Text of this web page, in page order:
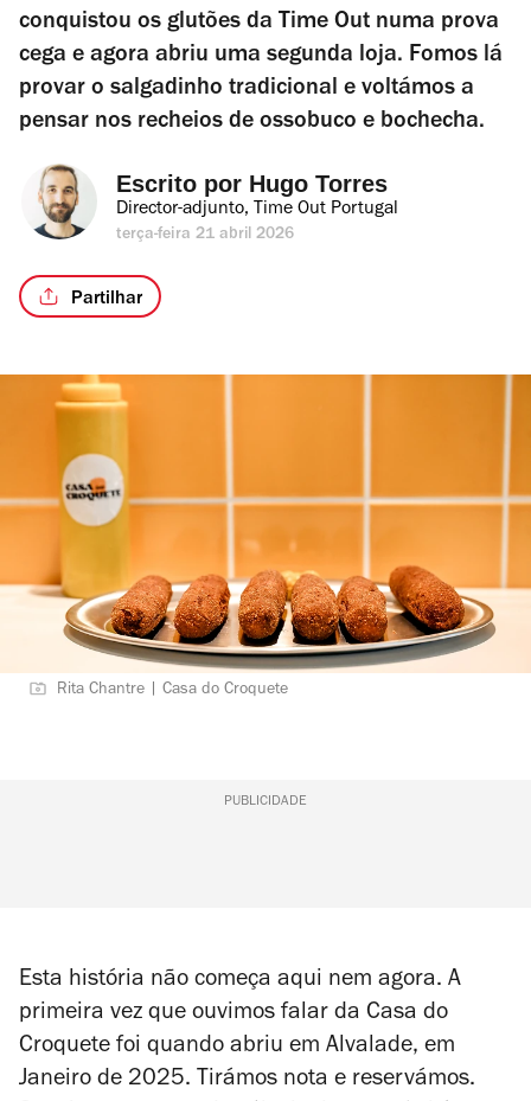
conquistou os glutões da Time Out numa prova
cega e agora abriu uma segunda loja. Fomos lá
provar o salgadinho tradicional e voltámos a
pensar nos recheios de ossobuco e bochecha.
Escrito por Hugo Torres
Director-adjunto, Time Out Portugal
terça-feira 21 abril 2026
Partilhar
Rita Chantre | Casa do Croquete
PUBLICIDADE
Esta história não começa aqui nem agora. A
primeira vez que ouvimos falar da Casa do
Croquete foi quando abriu em Alvalade, em
Janeiro de 2025. Tirámos nota e reservámos.